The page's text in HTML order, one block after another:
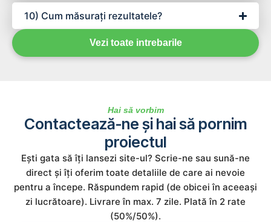
10) Cum măsurați rezultatele?
Vezi toate intrebarile
Hai să vorbim
Contactează-ne și hai să pornim
proiectul
Ești gata să îți lansezi site-ul? Scrie-ne sau sună-ne
direct și îți oferim toate detaliile de care ai nevoie
pentru a începe. Răspundem rapid (de obicei în aceeași
zi lucrătoare). Livrare în max. 7 zile. Plată în 2 rate
(50%/50%).